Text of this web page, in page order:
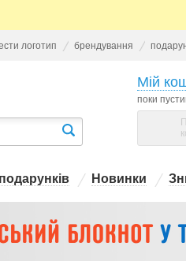
логотип брендування
Мій
поки
подарунків Новинки